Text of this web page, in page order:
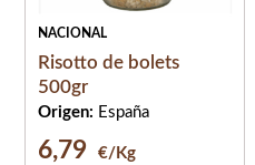
NACIONAL
Risotto de bolets
500gr
Origen: España
6,79 €/Kg